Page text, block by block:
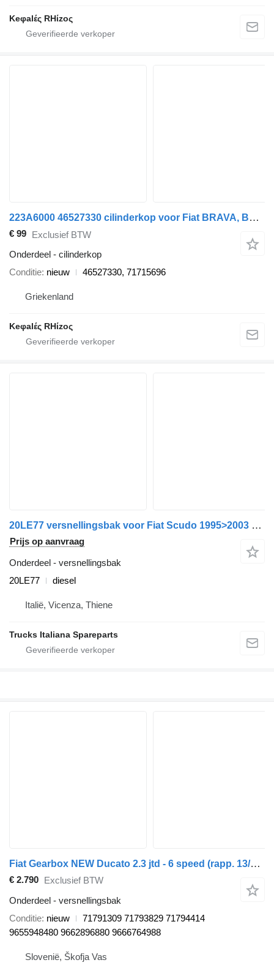
Keφalές RHίzoς
223A6000 46527330 cilinderkop voor Fiat BRAVA, BRAVO, PALIO, MAREA, MULTIPLA, PUNTO, STRADA auto
€ 99 Exclusief BTW
Onderdeel - cilinderkop
Conditie nieuw 46527330, 71715696
Griekenland
Keφalές RHίzoς
20LE77 versnellingsbak voor Fiat Scudo 1995>2003 auto
Prijs op aanvraag
Onderdeel - versnellingsbak
20LE77
diesel
Italië, Vicenza, Thiene
Trucks Italiana Spareparts
Fiat Gearbox NEW Ducato 2.3 jtd - 6 speed (rapp. 13/68) 20GP16 71791309 71793829 71794414 9655948480 9662896880 9666764988 versnellingsbak voor auto
€ 2.790 Exclusief BTW
Onderdeel - versnellingsbak
Conditie nieuw
71791309 71793829 71794414
9655948480 9662896880 9666764988
Slovenië, Škofja Vas